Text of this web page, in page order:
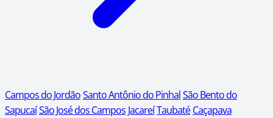
Campos do JordãoSanto Antônio do PinhalSão Bento do
SapucaíSão José dos Campos JacareíTaubaté Caçapava